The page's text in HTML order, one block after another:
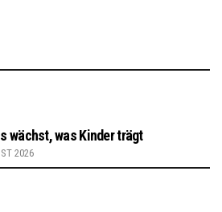
wächst, was Kinder trägt
2026